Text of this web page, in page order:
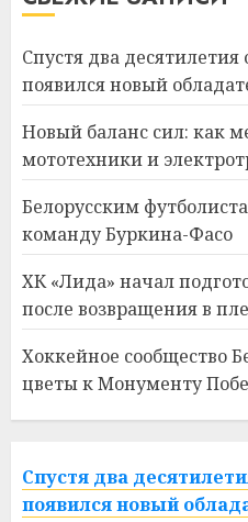
Спустя два
появился новый
Новый баланс сил: как
мототехники и
Белорусским
команду Буркина-Фасо
ХК «Лида» начал
после возвращения в
Хоккейное сообщество
цветы к Монументу
Спустя два
появился новый